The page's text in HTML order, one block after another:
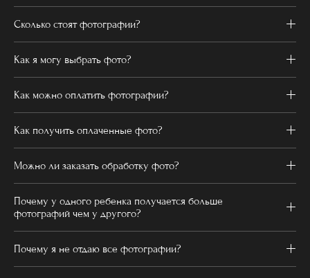
Сколько стоят фотографии?
Как я могу выбрать фото?
Как можно оплатить фотографии?
Как получить оплаченные фото?
Можно ли заказать обработку фото?
Почему у одного ребенка получается больше
фотографий чем у другого?
Почему я не отдаю все фотографии?